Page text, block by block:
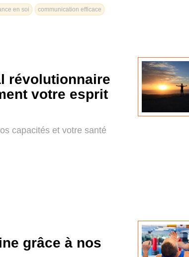
en soi communication efficace
révolutionnaire
votre esprit
capacités et votre santé
grâce à nos